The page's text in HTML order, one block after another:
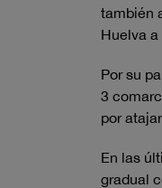
también
Huelva
Por su
3
por
En las
gradual